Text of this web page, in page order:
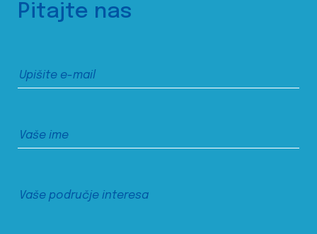
Pitajte nas